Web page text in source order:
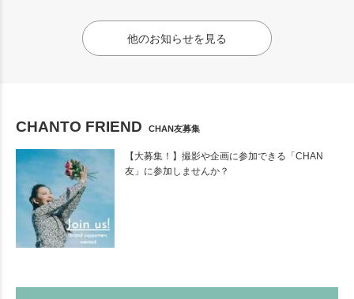
他のお知らせを見る
CHANTO FRIEND CHAN友募集
【大募集！】撮影や企画に参加できる「CHAN
友」に参加しませんか？